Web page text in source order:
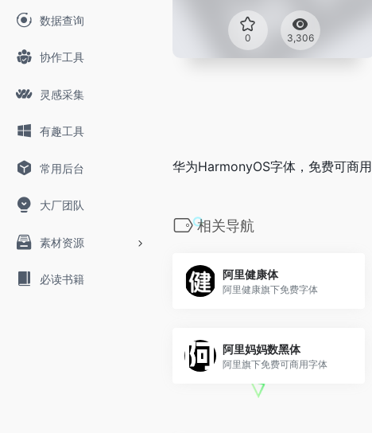
数据查询
协作工具
灵感采集
有趣工具
常用后台
大厂团队
素材资源
必读书籍
0 3,306
华为HarmonyOS字体，免费可商用
相关导航
阿里健康体
阿里健康旗下免费字体
阿里妈妈数黑体
阿里旗下免费可商用字体